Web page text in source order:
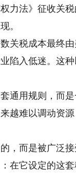
法》征收关税
。
税成本最终由
陷入低迷。这
用规则，而
越难以调动资
而是被广泛接
在它设定的这